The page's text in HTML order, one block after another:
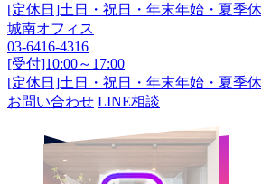
[定休日]土日・祝日・年末年始・夏季
城南オフィス
03-6416-4316
[受付]10:00～17:00
[定休日]土日・祝日・年末年始・夏季
お問い合わせ LINE相談